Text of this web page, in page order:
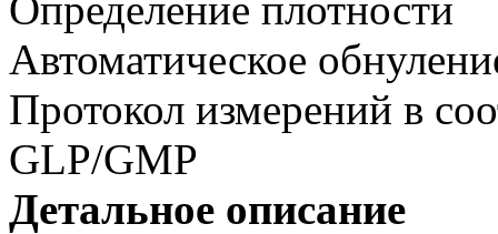
Автоматическое
Протокол измерений в
GLP/GMP
Детальное описание